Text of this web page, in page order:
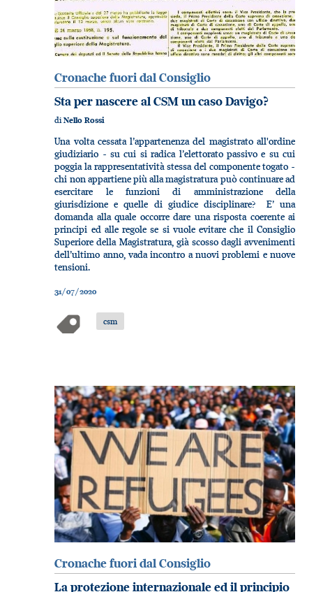
Cronache fuori dal Consiglio
Sta per nascere al CSM un caso Davigo?
diNello Rossi
Una volta cessata l’appartenenza del magistrato all'ordine
giudiziario - su cui si radica l’elettorato passivo e su cui
poggia la rappresentatività stessa del componente togato -
chi non appartiene più alla magistratura può continuare ad
esercitare le funzioni di amministrazione della
giurisdizione e quelle di giudice disciplinare? E’ una
domanda alla quale occorre dare una risposta coerente ai
principi ed alle regole se si vuole evitare che il Consiglio
Superiore della Magistratura, già scosso dagli avvenimenti
dell’ultimo anno, vada incontro a nuovi problemi e nuove
tensioni.
31/07/2020
csm
Cronache fuori dal Consiglio
La protezione internazionale ed il principio